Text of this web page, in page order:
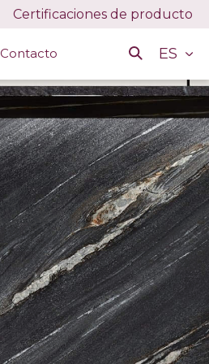
Certificaciones de producto
Contacto ES